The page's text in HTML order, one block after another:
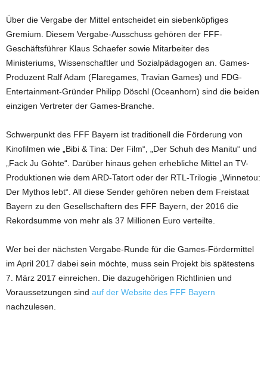
Über die Vergabe der Mittel entscheidet ein siebenköpfiges
Gremium. Diesem Vergabe-Ausschuss gehören der FFF-
Geschäftsführer Klaus Schaefer sowie Mitarbeiter des
Ministeriums, Wissenschaftler und Sozialpädagogen an. Games-
Produzent Ralf Adam (Flaregames, Travian Games) und FDG-
Entertainment-Gründer Philipp Döschl (Oceanhorn) sind die beiden
einzigen Vertreter der Games-Branche.
Schwerpunkt des FFF Bayern ist traditionell die Förderung von
Kinofilmen wie „Bibi & Tina: Der Film“, „Der Schuh des Manitu“ und
„Fack Ju Göhte“. Darüber hinaus gehen erhebliche Mittel an TV-
Produktionen wie dem ARD-Tatort oder der RTL-Trilogie „Winnetou:
Der Mythos lebt“. All diese Sender gehören neben dem Freistaat
Bayern zu den Gesellschaftern des FFF Bayern, der 2016 die
Rekordsumme von mehr als 37 Millionen Euro verteilte.
Wer bei der nächsten Vergabe-Runde für die Games-Fördermittel
im April 2017 dabei sein möchte, muss sein Projekt bis spätestens
7. März 2017 einreichen. Die dazugehörigen Richtlinien und
Voraussetzungen sind auf der Website des FFF Bayern
nachzulesen.